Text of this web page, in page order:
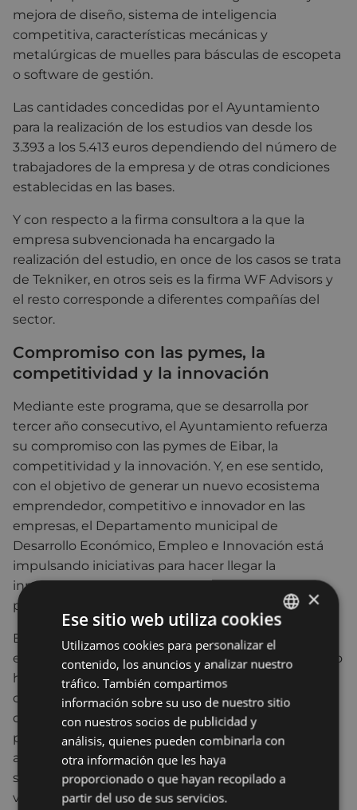
mejora de diseño, sistema de inteligencia
competitiva, características mecánicas y
metalúrgicas de muelles para básculas de escopeta
o software de gestión.
Las cantidades concedidas por el Ayuntamiento
para la realización de los estudios van desde los
3.393 a los 5.413 euros dependiendo del número de
trabajadores de la empresa y de otras condiciones
establecidas en las bases.
Y con respecto a la firma consultora a la que la
empresa subvencionada ha encargado la
realización del estudio, en once de los casos se trata
de Tekniker, en otros seis es la firma WF Advisors y
el resto corresponde a diferentes compañías del
sector.
Compromiso con las pymes, la
competitividad y la innovación
Mediante este programa, que se desarrolla por
tercer año consecutivo, el Ayuntamiento refuerza
su compromiso con las pymes de Eibar, la
competitividad y la innovación. Y, en ese sentido,
con el objetivo de generar un nuevo ecosistema
emprendedor, competitivo e innovador en las
empresas, el Departamento municipal de
Desarrollo Económico, Empleo e Innovación está
impulsando iniciativas para hacer llegar la
innovación a las pymes eibarresas, que son la
principal tracción económica de Eibar.
El programa “Retos Tecnológicos” de ayudas a las
empresas, tiene tres años de antigüedad y este año
ha contado con una partida de 148.000, de las
cuales 100.000 euros corresponden a la aceptación
de una enmienda a los presupuestos del año 2016
presentada por el grupo EAJ-PNV. En los dos años
anteriores en los que se desarrolló este programa,
se beneficiaron de las ayudas municipales otra
veintena de empresas.
BASQUE
SPANISH
×
Ese sitio web utiliza cookies
Utilizamos cookies para personalizar el
contenido, los anuncios y analizar nuestro
tráfico. También compartimos
información sobre su uso de nuestro sitio
con nuestros socios de publicidad y
análisis, quienes pueden combinarla con
otra información que les haya
proporcionado o que hayan recopilado a
partir del uso de sus servicios.